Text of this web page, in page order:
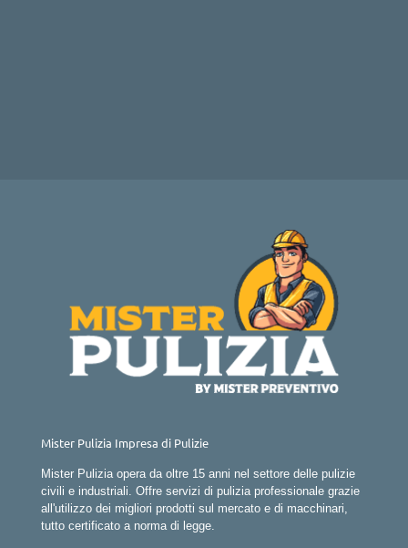
Mister Pulizia Impresa di Pulizie
Mister Pulizia opera da oltre 15 anni nel settore delle pulizie
civili e industriali. Offre servizi di pulizia professionale grazie
all'utilizzo dei migliori prodotti sul mercato e di macchinari,
tutto certificato a norma di legge.